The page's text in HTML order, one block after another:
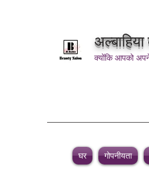
क्योंकि आपको
घर गोपनीयता